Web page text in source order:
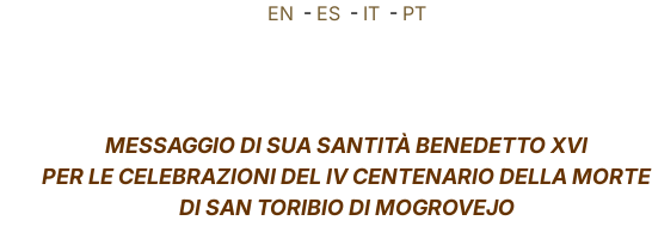
EN - ES- IT- PT
MESSAGGIO DI SUA SANTITÀ BENEDETTO XVI
PER LE CELEBRAZIONI DEL IV CENTENARIO DELLA MORTE
DI SAN TORIBIO DI MOGROVEJO